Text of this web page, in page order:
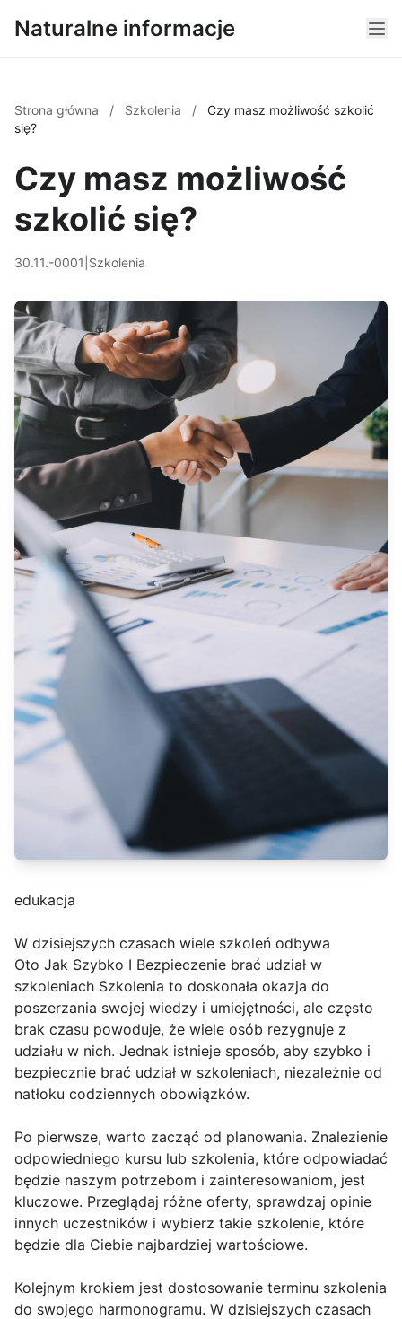
Naturalne informacje
Strona główna / Szkolenia /
Czy masz możliwość szkolić
się?
Czy masz możliwość
szkolić się?
30.11.-0001 Szkolenia
edukacja
W dzisiejszych czasach wiele szkoleń odbywa
Oto Jak Szybko I Bezpieczenie brać udział w
szkoleniach Szkolenia to doskonała okazja do
poszerzania swojej wiedzy i umiejętności, ale często
brak czasu powoduje, że wiele osób rezygnuje z
udziału w nich. Jednak istnieje sposób, aby szybko i
bezpiecznie brać udział w szkoleniach, niezależnie od
natłoku codziennych obowiązków.
Po pierwsze, warto zacząć od planowania. Znalezienie
odpowiedniego kursu lub szkolenia, które odpowiadać
będzie naszym potrzebom i zainteresowaniom, jest
kluczowe. Przeglądaj różne oferty, sprawdzaj opinie
innych uczestników i wybierz takie szkolenie, które
będzie dla Ciebie najbardziej wartościowe.
Kolejnym krokiem jest dostosowanie terminu szkolenia
do swojego harmonogramu. W dzisiejszych czasach